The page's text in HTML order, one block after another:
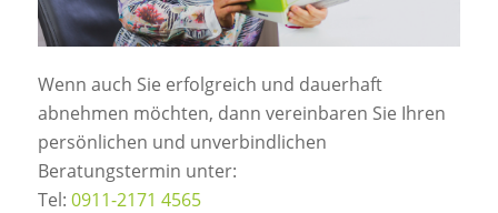
Wenn auch Sie erfolgreich und dauerhaft
abnehmen möchten, dann vereinbaren Sie Ihren
persönlichen und unverbindlichen
Beratungstermin unter:
Tel: 0911-2171 4565